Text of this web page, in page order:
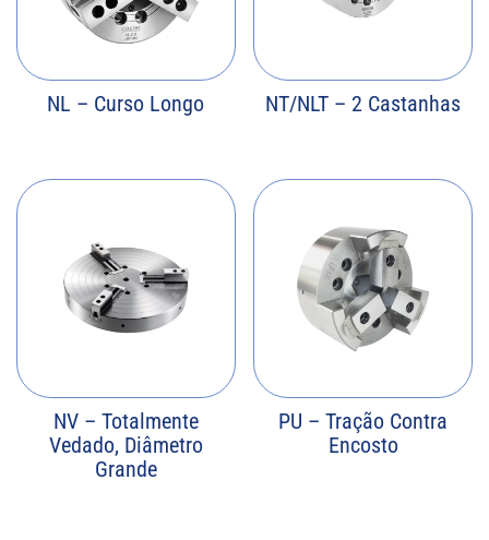
NL – Curso Longo NT/NLT – 2 Castanhas
NV – Totalmente
Vedado, Diâmetro
Grande
PU – Tração Contra
Encosto